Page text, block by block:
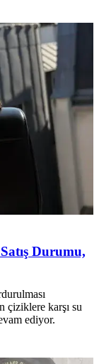
Durumu,
çiziklere karşı su
ediyor.